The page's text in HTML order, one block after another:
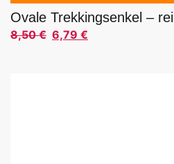
Ovale Trekkingsenkel –
8,50€
Ursprünglicher Preis war:
6,79 €
Aktueller Preis ist: 6,79 €.